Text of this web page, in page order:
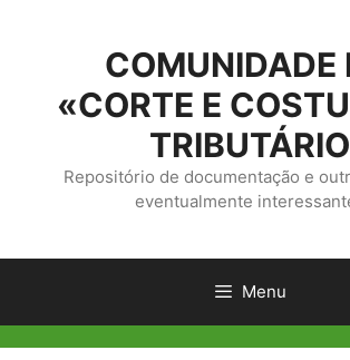
conteúdo
COMUNIDADE
«CORTE E
TRIBUTÁRIO
Repositório de documentação e
eventualmente
Menu